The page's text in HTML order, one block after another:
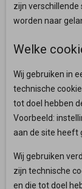
zijn verschillende
worden naar
Welke
Wij gebruiken in
technische
tot doel hebben
Voorbeeld:
aan de site heeft
Wij gebruiken
zijn technische
en die tot doel